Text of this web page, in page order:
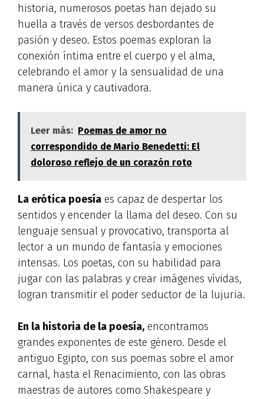
historia, numerosos poetas han dejado su
huella a través de versos desbordantes de
pasión y deseo. Estos poemas exploran la
conexión íntima entre el cuerpo y el alma,
celebrando el amor y la sensualidad de una
manera única y cautivadora.
Leer más: Poemas de amor no
correspondido de Mario Benedetti: El
doloroso reflejo de un corazón roto
La erótica poesía es capaz de despertar los
sentidos y encender la llama del deseo. Con su
lenguaje sensual y provocativo, transporta al
lector a un mundo de fantasía y emociones
intensas. Los poetas, con su habilidad para
jugar con las palabras y crear imágenes vívidas,
logran transmitir el poder seductor de la lujuria.
En la historia de la poesía, encontramos
grandes exponentes de este género. Desde el
antiguo Egipto, con sus poemas sobre el amor
carnal, hasta el Renacimiento, con las obras
maestras de autores como Shakespeare y